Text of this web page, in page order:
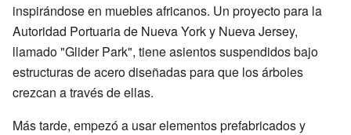
inspirándose en muebles africanos. Un proyecto para la
Autoridad Portuaria de Nueva York y Nueva Jersey,
llamado "Glider Park", tiene asientos suspendidos bajo
estructuras de acero diseñadas para que los árboles
crezcan a través de ellas.
Más tarde, empezó a usar elementos prefabricados y